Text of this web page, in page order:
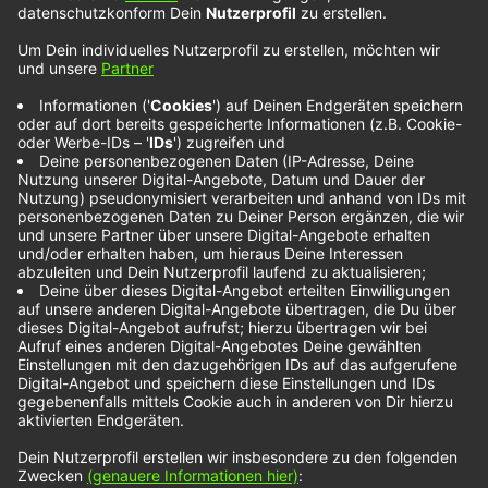
Duvall feat. Sam
Gray – Good
Feeling